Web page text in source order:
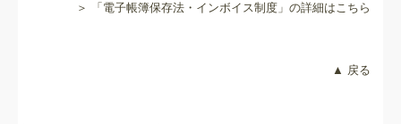
＞ 「電子帳簿保存法・インボイス制度」の詳細はこちら
▲ 戻る